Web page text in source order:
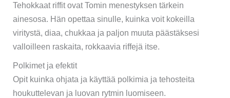
Tehokkaat riffit ovat Tomin menestyksen tärkein
ainesosa. Hän opettaa sinulle, kuinka voit kokeilla
viritystä, diaa, chukkaa ja paljon muuta päästäksesi
valloilleen raskaita, rokkaavia riffejä itse.
Polkimet ja efektit
Opit kuinka ohjata ja käyttää polkimia ja tehosteita
houkuttelevan ja luovan rytmin luomiseen.